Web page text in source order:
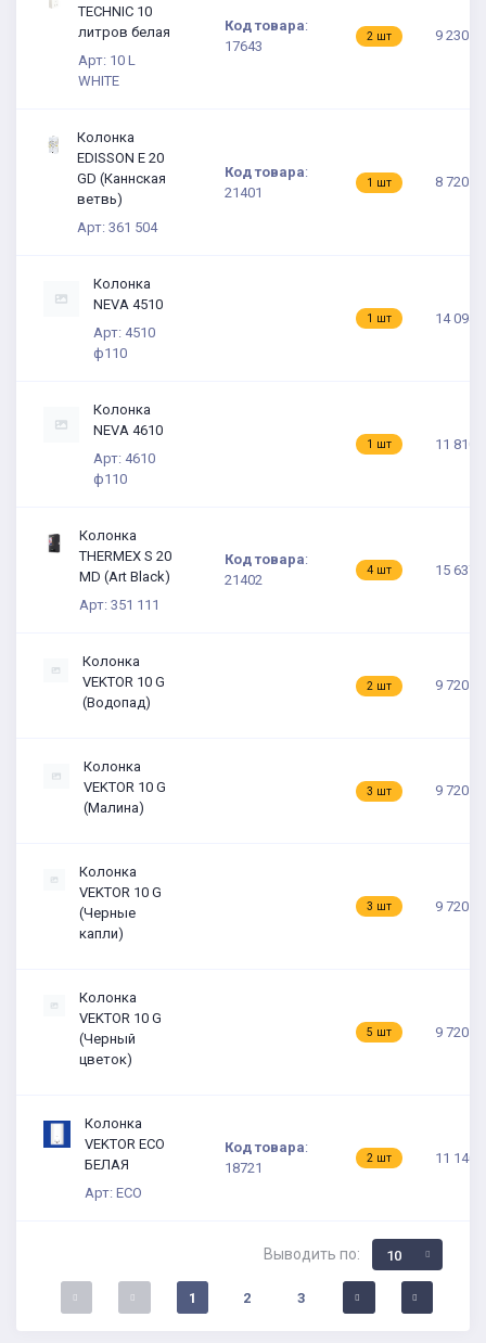
TECHNIC 10
литров белая
Арт: 10 L
WHITE
Код товара:
17643
2 шт 9 230 ₽
Колонка
EDISSON E 20
GD (Каннская
ветвь)
Арт: 361 504
Код товара:
21401
1 шт 8
Колонка
NEVA 4510
Арт: 4510
ф110
1 шт 14 094
Колонка
NEVA 4610
Арт: 4610
ф110
1 шт 11
Колонка
THERMEX S 20
MD (Art Black)
Арт: 351 111
Код товара:
21402
4 шт 15
Колонка
VEKTOR 10 G
(Водопад)
2 шт 9 720 ₽
Колонка
VEKTOR 10 G
(Малина)
3 шт 9 720 ₽
Колонка
VEKTOR 10 G
(Черные
капли)
3 шт 9 720 ₽
Колонка
VEKTOR 10 G
(Черный
цветок)
5 шт 9 720 ₽
Колонка
VEKTOR ECO
БЕЛАЯ
Арт: ECO
Код товара:
18721
2 шт 11
Выводить по: 10
1 2 3